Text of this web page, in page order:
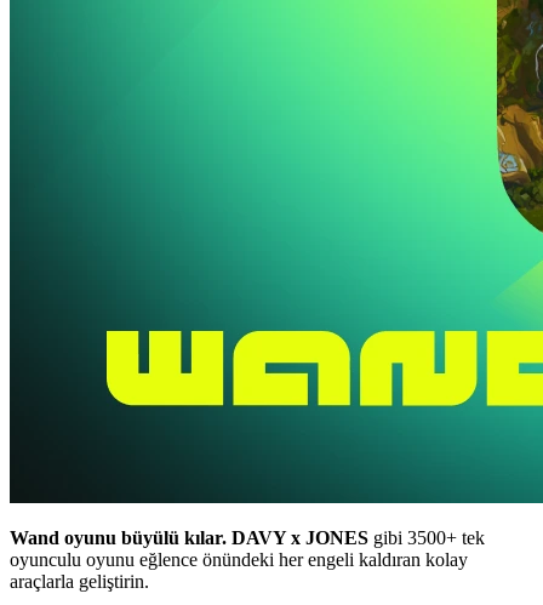
Wand oyunu büyülü kılar. DAVY x JONES gibi 3500+ tek
oyunculu oyunu eğlence önündeki her engeli kaldıran kolay
araçlarla geliştirin.